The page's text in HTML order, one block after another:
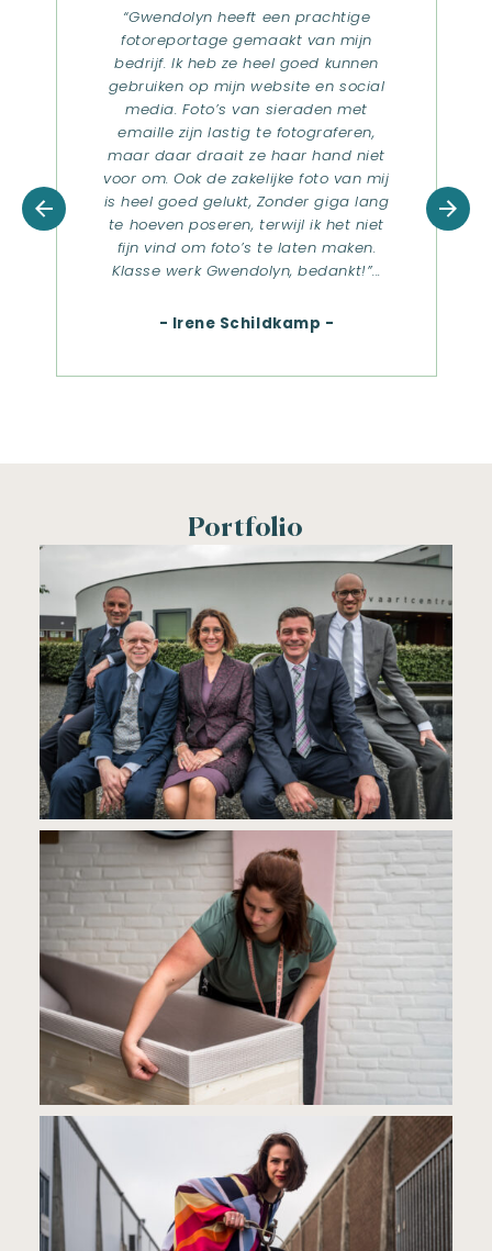
“WAUW, vanaf het moment dat
Gwendolyn binnenkwam voelde het
alsof ik haar al jaren kende. Dit is
terug te zien in een mooie,
comfortabel bedrijfsreportage waar ik
enorm trots ben. Gwendolyn laat je
jezelf zijn en weet dat op een prettige
manier vast te leggen. Bedankt
Gwendolyn!”
- Lieke Hurkmans -